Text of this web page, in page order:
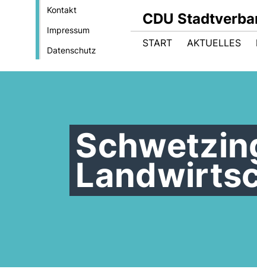
Kontakt
Impressum
Datenschutz
CDU
START AKTUELLES